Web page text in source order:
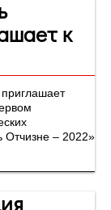
к
Отчизне – 2022»